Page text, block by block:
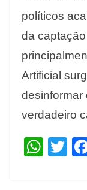
políticos
da
Artificial
desinformar
verdadeiro
W T